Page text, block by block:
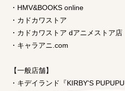
・HMV&BOOKS online
・カドカワストア
・カドカワストア dアニメストア店
・キャラアニ.com
【一般店舗】
・キデイランド『KIRBY'S PUPUPU